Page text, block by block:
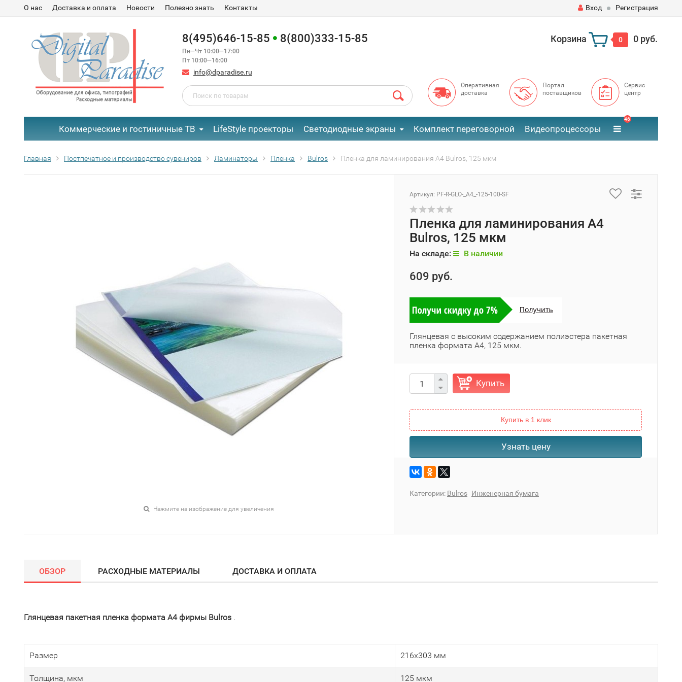
О нас Доставка и оплата Новости Полезно знать Контакты Вход Регистрация
8(495)646-15-85 8(800)333-15-85
Пн—Чт 10:00—17:00
Пт 10:00—16:00
info@dparadise.ru
Корзина 0 0 руб.
Оперативная
доставка
Портал
поставщиков
Сервис
центр
Коммерческие и гостиничные ТВ LifeStyle проекторы Светодиодные экраны Комплект переговорной Видеопроцессоры
46
Главная Постпечатное и производство сувениров Ламинаторы Пленка Bulros Пленка для ламинирования А4 Bulros, 125 мкм
Нажмите на изображение для увеличения
Артикул: PF-R-GLO-_A4_-125-100-SF
Пленка для ламинирования А4
Bulros, 125 мкм
На складе: В наличии
609 руб.
Глянцевая с высоким содержанием полиэстера пакетная
пленка формата A4, 125 мкм.
Купить
Купить в 1 клик
Узнать цену
Категории: Bulros Инженерная бумага
ОБЗОР РАСХОДНЫЕ МАТЕРИАЛЫ ДОСТАВКА И ОПЛАТА
Глянцевая пакетная пленка формата А4 фирмы Bulros .
Размер 216х303 мм
Толщина, мкм 125 мкм